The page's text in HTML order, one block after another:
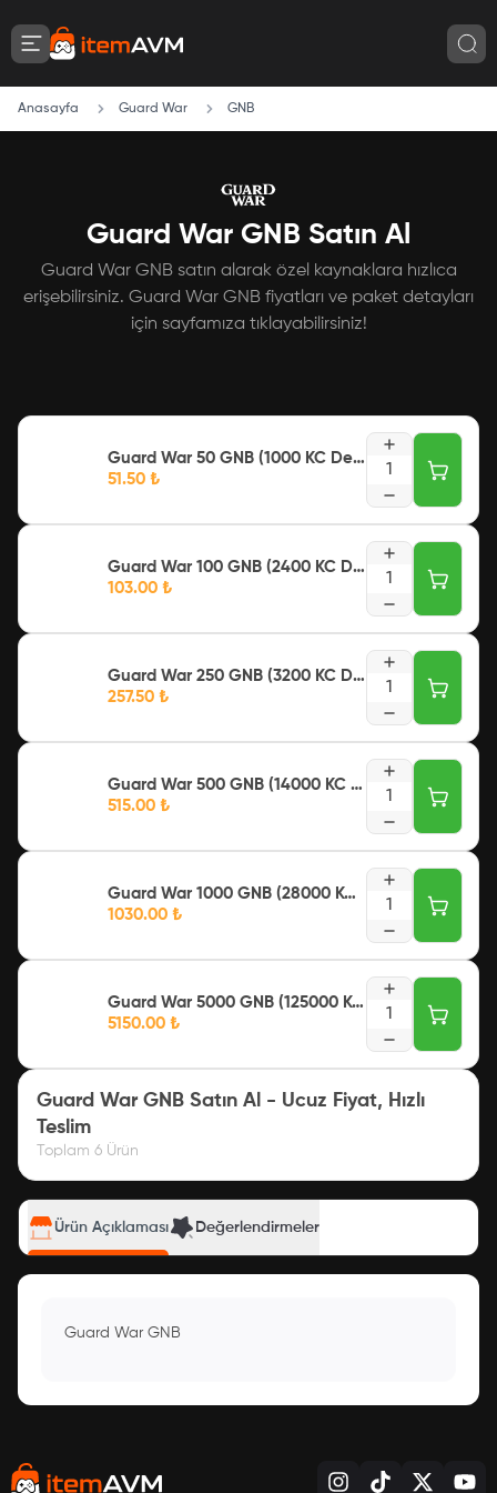
Anasayfa Guard War GNB
Guard War GNB Satın Al
Guard War GNB satın alarak özel kaynaklara hızlıca
erişebilirsiniz. Guard War GNB fiyatları ve paket detayları
için sayfamıza tıklayabilirsiniz!
Guard War GNB Satın Al - Ucuz Fiyat, Hızlı
Teslim
Toplam 6 Ürün
Guard War 50 GNB (1000 KC Değerinde)
51.50 ₺
1
Guard War 100 GNB (2400 KC Değerinde)
103.00 ₺
1
Guard War 250 GNB (3200 KC Değerinde)
257.50 ₺
1
Guard War 500 GNB (14000 KC Değerinde)
515.00 ₺
1
Guard War 1000 GNB (28000 KC Değerinde)
1030.00 ₺
1
Guard War 5000 GNB (125000 KC Değerinde)
5150.00 ₺
1
Ürün Açıklaması Değerlendirmeler
Guard War GNB